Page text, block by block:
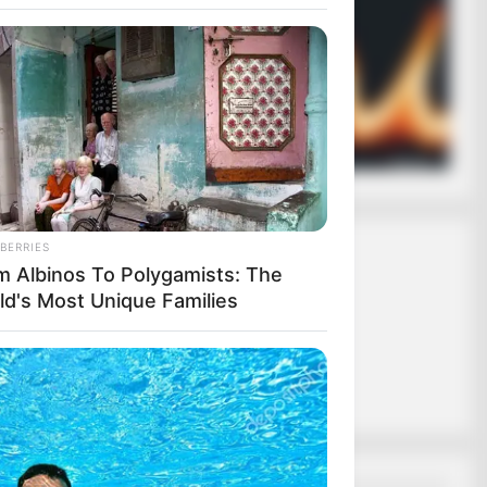
ότι
σε εσάς.
το κουμπί
Albinos To Polygamists: The
Most Unique Families